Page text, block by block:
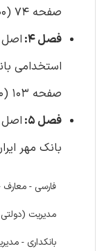
صفحه 74 (100 سوال)
فصل 4:
اصل
استخدامی
صفحه 103 (60 سوال)
فصل 5:
بانک مهر ایران 1387 - صفحه 118 (230
فارسی - معارف
مدیریت
بانکداری -